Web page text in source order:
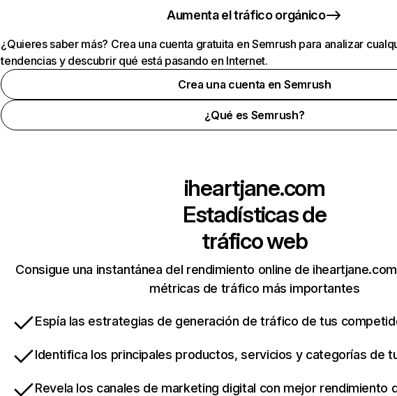
Aumenta el tráfico orgánico
¿Quieres saber más? Crea una cuenta gratuita en Semrush para analizar
tendencias y descubrir qué está pasando en Internet.
Crea una cuenta en Semrush
¿Qué es Semrush?
iheartjane.com
Estadísticas de
tráfico web
Consigue una instantánea del rendimiento online de
métricas de tráfico más importantes
Espía las estrategias de generación de tráfico de tus
Identifica los principales productos, servicios y categorías de
Revela los canales de marketing digital con mejor rendimiento